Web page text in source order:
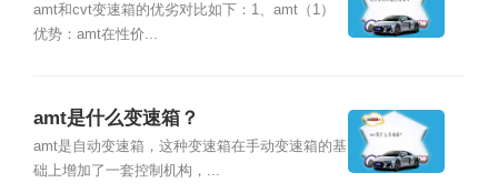
amt和cvt变速箱的优劣对比如下：1、amt（1）
优势：amt在性价...
amt是什么变速箱？
amt是自动变速箱，这种变速箱在手动变速箱的基
础上增加了一套控制机构，...